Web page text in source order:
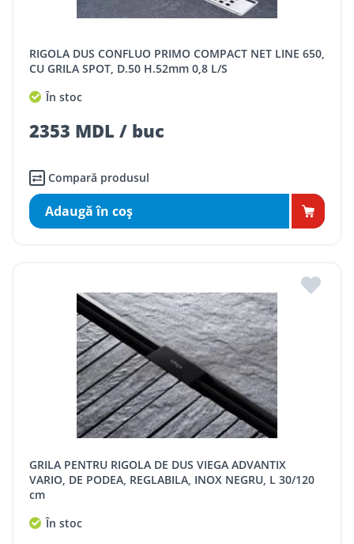
RIGOLA DUS CONFLUO PRIMO COMPACT NET LINE 650,
CU GRILA SPOT, D.50 H.52mm 0,8 L/S
În stoc
2353 MDL / buc
Compară produsul
Adaugă în coş
GRILA PENTRU RIGOLA DE DUS VIEGA ADVANTIX
VARIO, DE PODEA, REGLABILA, INOX NEGRU, L 30/120
cm
În stoc